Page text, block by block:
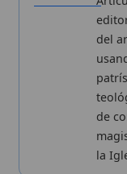
Wikitólica © 2026.
histórico y litúrgico de
Curso Católico,
analíticas
Valencia, España.
Sobre
Proceso
Publicación
Aviso
Política de